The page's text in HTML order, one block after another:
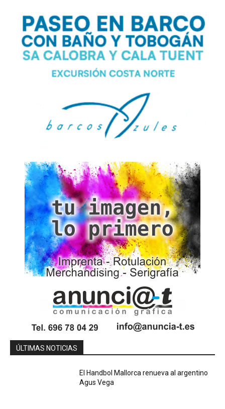
ÚLTIMAS NOTICIAS
El Handbol Mallorca renueva al argentino
Agus Vega